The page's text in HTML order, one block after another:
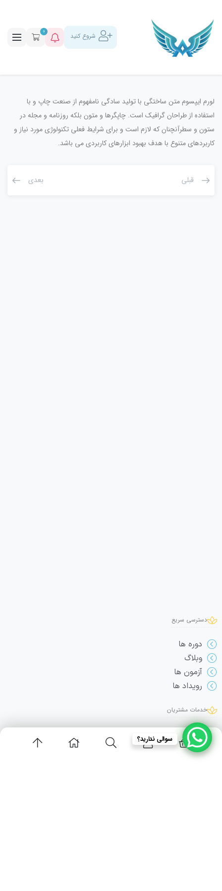
شروع کنید 0
لورم ایپسوم متن ساختگی با تولید سادگی نامفهوم از صنعت چاپ و با
استفاده از طراحان گرافیک است. چاپگرها و متون بلکه روزنامه و مجله در
ستون و سطرآنچنان که لازم است و برای شرایط فعلی تکنولوژی مورد نیاز و
کاربردهای متنوع با هدف بهبود ابزارهای کاربردی می باشد.
قبلی بعدی
دسترسی سریع
دوره ها
وبلاگ
آزمون ها
رویداد ها
خدمات مشتریان
پشتیبانی
وبلاگ
سوالی ندارید؟